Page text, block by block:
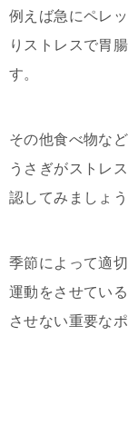
例えば急にペレ
りストレスで胃
す。
その他食べ物な
うさぎがストレ
認してみましょう
季節によって適
運動をさせてい
させない重要な